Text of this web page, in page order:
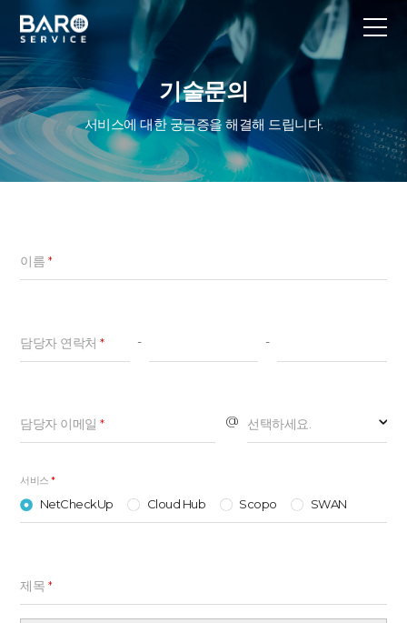
기술문의
서비스에 대한 궁금증을 해결해 드립니다.
이름 *
담당자 연락처* - -
담당자 이메일* @ 선택하세요.
서비스*
NetCheckUp Cloud Hub Scopo SWAN
제목 *